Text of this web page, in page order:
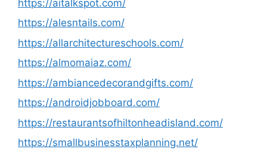
https://aitalkspot.com/
https://alesntails.com/
https://allarchitectureschools.com/
https://almomaiaz.com/
https://ambiancedecorandgifts.com/
https://androidjobboard.com/
https://restaurantsofhiltonheadisland.com/
https://smallbusinesstaxplanning.net/